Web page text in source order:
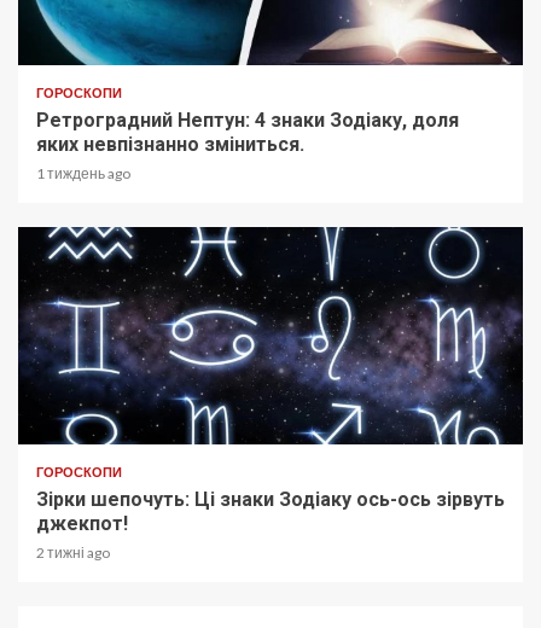
ГОРОСКОПИ
Ретроградний Нептун: 4 знаки Зодіаку, доля
яких невпізнанно зміниться.
1 тиждень ago
ГОРОСКОПИ
Зірки шепочуть: Ці знаки Зодіаку ось-ось зірвуть
джекпот!
2 тижні ago